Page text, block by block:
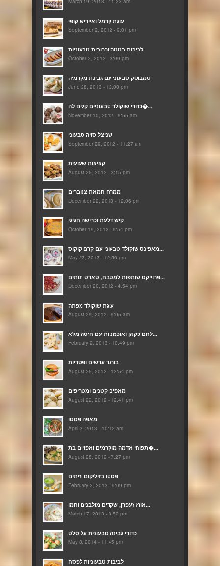
עוגת קרמל ואייריש קופי
September 2, 2012 - 9:01 pm
לביבות בטטה וכרובית טבעוניות
October 2, 2012 - 3:09 pm
סמבוסק טבעוני עם גבינת מקדמיה
June 28, 2013 - 12:00 pm
כדורי שוקולד טבעוניים קלים לה�...
November 10, 2012 - 9:55 am
שניצל סויה טבעוני
September 29, 2012 - 11:27 am
קציצות שעועית
August 25, 2012 - 3:15 pm
ממרח חמאת צנוברים
December 22, 2013 - 12:06 pm
קיש דלעת וכרישה חגיגי
October 19, 2012 - 9:54 pm
מאפינס שוקולד טבעוני עם קרם קוקוס...
May 22, 2013 - 12:56 pm
פרוייקט שותפות למטבח, טארט תותים...
December 20, 2012 - 4:54 pm
עוגת שוקולד מפתה
August 29, 2012 - 9:05 am
לחם פקאן ואוכמניות עם חיטה מלא...
February 2, 2013 - 10:49 pm
בורגר עדשים ופטריות
August 25, 2012 - 12:54 pm
מאפים קטנים ומטריפים
August 22, 2012 - 12:41 pm
מאפה פסטו
April 3, 2013 - 10:12 am
תפוחי אדמה מוקרמים ואפויים בת�...
August 28, 2012 - 7:27 pm
פסטו בזיליקום וזיתים
February 2, 2013 - 9:09 pm
אורז זעפרן, שקדים מולבנים וחמו...
March 17, 2013 - 3:52 pm
כדורי גבינה טבעונית על סלט
May 8, 2014 - 11:45 pm
לביבות טבעוניות לפסח